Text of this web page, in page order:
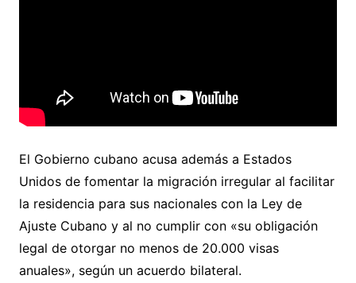
El Gobierno cubano acusa además a Estados
Unidos de fomentar la migración irregular al facilitar
la residencia para sus nacionales con la Ley de
Ajuste Cubano y al no cumplir con «su obligación
legal de otorgar no menos de 20.000 visas
anuales», según un acuerdo bilateral.